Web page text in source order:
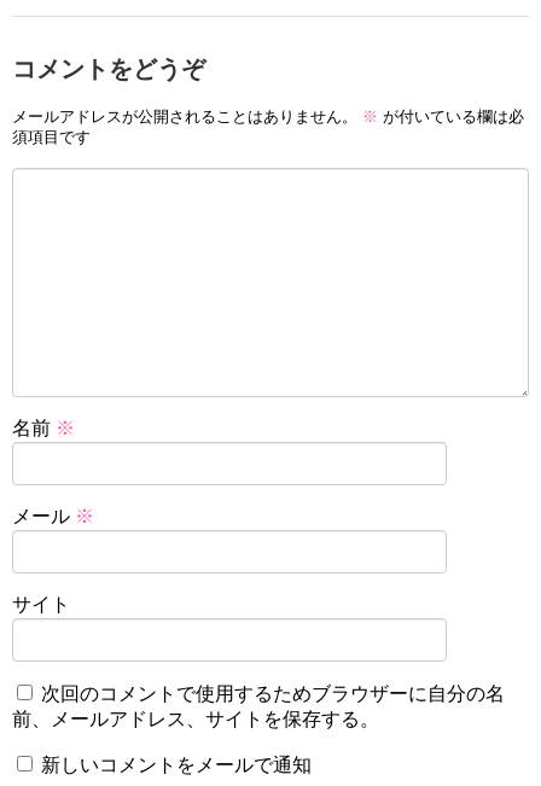
コメントをどうぞ
メールアドレスが公開されることはありません。 ※ が付いている欄は必
須項目です
名前 ※
メール ※
サイト
次回のコメントで使用するためブラウザーに自分の名
前、メールアドレス、サイトを保存する。
新しいコメントをメールで通知